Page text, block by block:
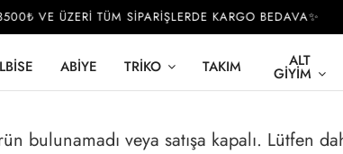
VE ÜZERİ TÜM SİPARİŞLERDE KARGO BEDAVA✨
ABIYE TRIKO TAKIM ALT
GIYIM
bulunamadı veya satışa kapalı. Lütfen